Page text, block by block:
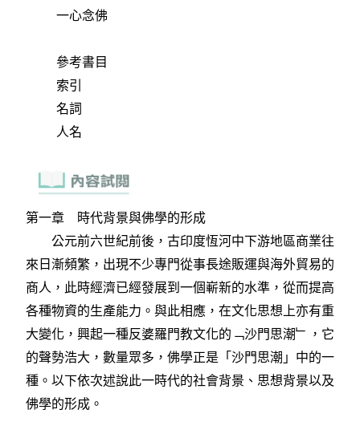
一心念佛
參考書目
索引
名詞
人名